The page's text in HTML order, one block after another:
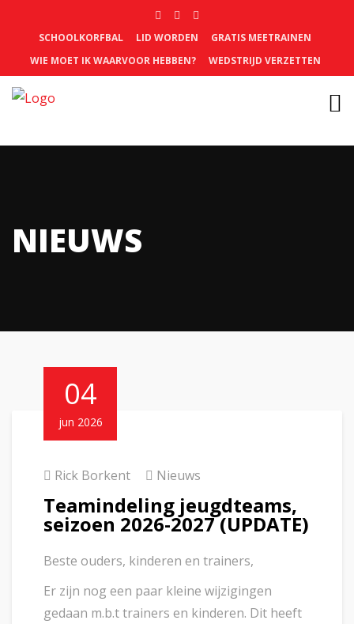
SCHOOLKORFBAL LID WORDEN
GRATIS MEETRAINEN
WIE MOET IK WAARVOOR HEBBEN?
WEDSTRIJD VERZETTEN
NIEUWS
04
jun 2026
Rick Borkent Nieuws
Teamindeling jeugdteams,
seizoen 2026-2027 (UPDATE)
Beste ouders, kinderen en trainers,
Er zijn nog een paar kleine wijzigingen
gedaan m.b.t trainers en kinderen. Dit heeft